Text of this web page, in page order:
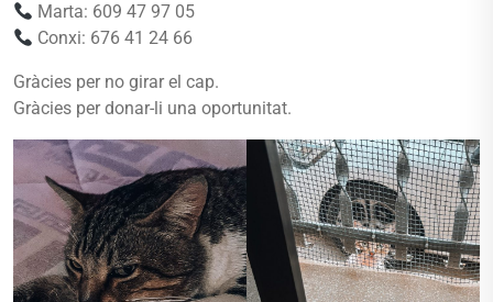
Marta: 609 47 97 05
Conxi: 676 41 24 66
Gràcies per no girar el cap.
Gràcies per donar-li una oportunitat.